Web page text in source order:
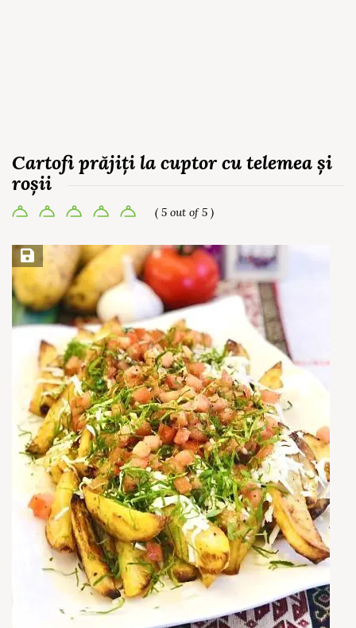
Cartofi prăjiți la cuptor cu telemea și
roșii
( 5 out of 5 )
Save Recipe